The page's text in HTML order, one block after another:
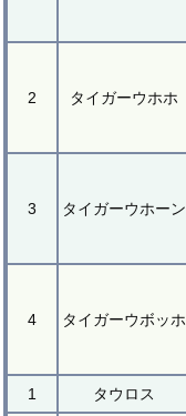
2 タイガーウホホ
3 タイガーウホーン
4 タイガーウボッホ
1 タウロス